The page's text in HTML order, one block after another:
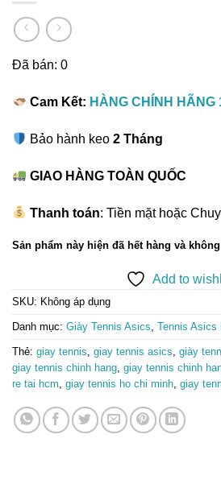
Đã bán: 0
Cam Kết: HÀNG CHÍNH HÃNG
Bảo hành keo 2 Tháng
GIAO HÀNG TOÀN QUỐC
Thanh toán: Tiền mặt hoặc
Sản phẩm này hiện đã hết hàng và
Add to
SKU: Không áp dụng
Danh mục: Giày Tennis Asics, Tennis Asics
Thẻ: giay tennis, giay tennis asics, giày
giay tennis chinh hang, giay tennis chinh
re tai hcm, giay tennis ho chi minh, giay